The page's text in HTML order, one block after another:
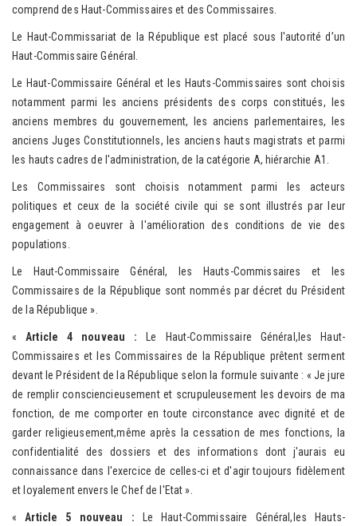
comprend des Haut-Commissaires et des Commissaires.
Le Haut-Commissariat de la République est placé sous l'autorité d’un
Haut-Commissaire Général.
Le Haut-Commissaire Général et les Hauts-Commissaires sont choisis
notamment parmi les anciens présidents des corps constitués, les
anciens membres du gouvernement, les anciens parlementaires, les
anciens Juges Constitutionnels, les anciens hauts magistrats et parmi
les hauts cadres de l'administration, de la catégorie A, hiérarchie A1.
Les Commissaires sont choisis notamment parmi les acteurs
politiques et ceux de la société civile qui se sont illustrés par leur
engagement à oeuvrer à l'amélioration des conditions de vie des
populations.
Le Haut-Commissaire Général, les Hauts-Commissaires et les
Commissaires de la République sont nommés par décret du Président
de la République ».
« Article 4 nouveau : Le Haut-Commissaire Général,les Haut-
Commissaires et les Commissaires de la République prêtent serment
devant le Président de la République selon la formule suivante : « Je jure
de remplir consciencieusement et scrupuleusement les devoirs de ma
fonction, de me comporter en toute circonstance avec dignité et de
garder religieusement,même après la cessation de mes fonctions, la
confidentialité des dossiers et des informations dont j'aurais eu
connaissance dans l'exercice de celles-ci et d'agir toujours fidèlement
et loyalement envers le Chef de l'Etat ».
« Article 5 nouveau : Le Haut-Commissaire Général,les Hauts-